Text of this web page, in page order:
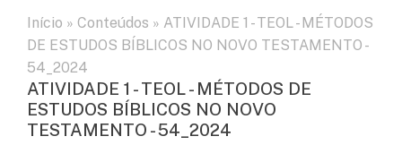
Início » Conteúdos » ATIVIDADE 1 - TEOL - MÉTODOS
DE ESTUDOS BÍBLICOS NO NOVO TESTAMENTO -
54_2024
ATIVIDADE 1 - TEOL - MÉTODOS DE
ESTUDOS BÍBLICOS NO NOVO
TESTAMENTO - 54_2024